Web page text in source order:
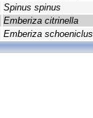
Spinus spinus
Emberiza citrinella
Emberiza schoeniclus